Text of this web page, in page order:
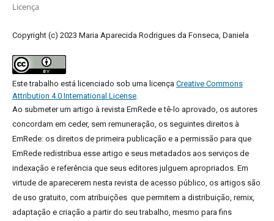
Licença
Copyright (c) 2023 Maria Aparecida Rodrigues da Fonseca, Daniela
Este trabalho está licenciado sob uma licença Creative Commons
Attribution 4.0 International License.
Ao submeter um artigo à revista EmRede e tê-lo aprovado, os autores
concordam em ceder, sem remuneração, os seguintes direitos à
EmRede: os direitos de primeira publicação e a permissão para que
EmRede redistribua esse artigo e seus metadados aos serviços de
indexação e referência que seus editores julguem apropriados. Em
virtude de aparecerem nesta revista de acesso público, os artigos são
de uso gratuito, com atribuições que permitem a distribuição, remix,
adaptação e criação a partir do seu trabalho, mesmo para fins